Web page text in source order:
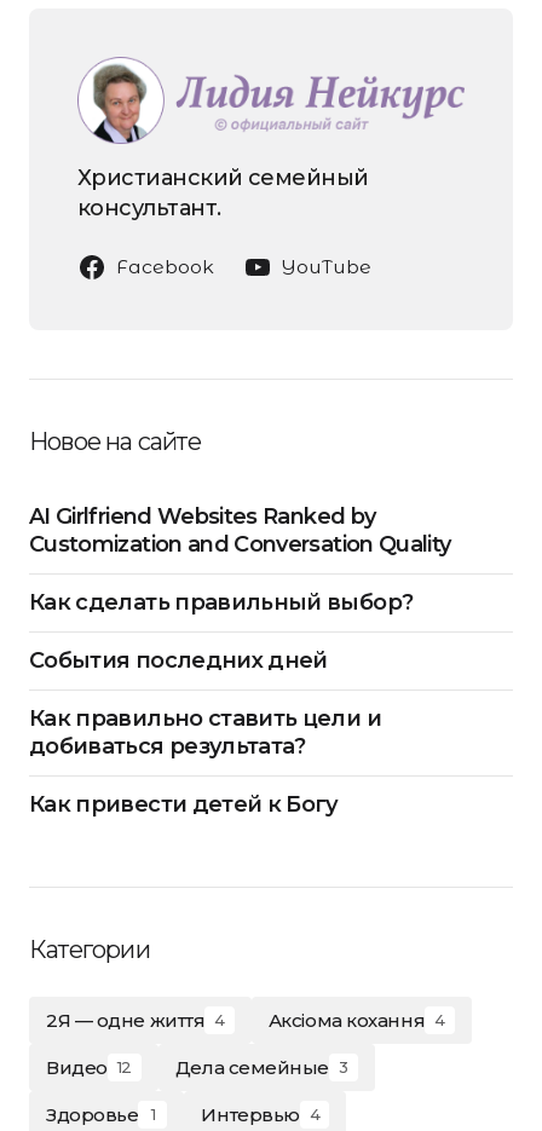
Христианский семейный
консультант.
Facebook YouTube
Новое на сайте
AI Girlfriend Websites Ranked by
Customization and Conversation Quality
Как сделать правильный выбор?
События последних дней
Как правильно ставить цели и
добиваться результата?
Как привести детей к Богу
Категории
2Я — одне життя 4 Аксіома кохання 4
Видео 12 Дела семейные 3
Здоровье 1 Интервью 4